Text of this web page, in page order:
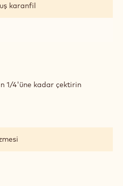
karanfil
1/4'üne kadar çektirin